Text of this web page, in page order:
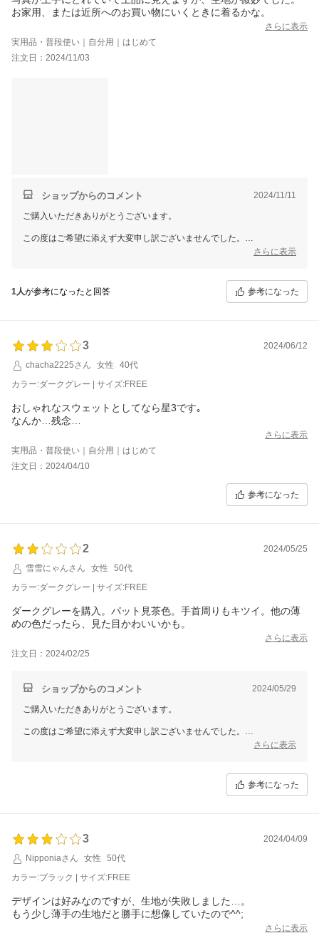
お家用、または近所へのお買い物にいくときに着るかな。
さらに表示
実用品・普段使い｜自分用｜はじめて
注文日：2024/11/03
ショップからのコメント 2024/11/11
ご購入いただきありがとうございます。
この度はご希望に添えず大変申し訳ございませんでした。
さらに表示
1人が参考になったと回答 参考になった
3
2024/06/12
chacha2225さん
女性
40代
カラー:ダークグレー | サイズ:FREE
おしゃれなスウェットとしてなら星3です｡
なんか…残念…
さらに表示
実用品・普段使い｜自分用｜はじめて
注文日：2024/04/10
参考になった
2
2024/05/25
雪雪にゃんさん
女性
50代
カラー:ダークグレー | サイズ:FREE
ダークグレーを購入。パット見茶色。手首周りもキツイ。他の薄
めの色だったら、見た目かわいいかも。
さらに表示
注文日：2024/02/25
ショップからのコメント 2024/05/29
ご購入いただきありがとうございます。
この度はご希望に添えず大変申し訳ございませんでした。
さらに表示
参考になった
3
2024/04/09
Nipponiaさん
女性
50代
カラー:ブラック | サイズ:FREE
デザインは好みなのですが、生地が失敗しました…。
もう少し薄手の生地だと勝手に想像していたので^^;
さらに表示